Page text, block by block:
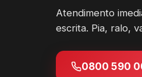
Atendimento
escrita. Pia, ralo,
0800 590